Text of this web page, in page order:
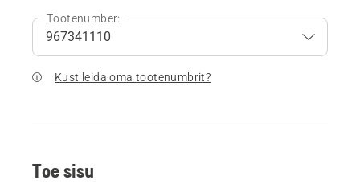
Tootenumber:
Kust leida oma tootenumbrit?
Toe sisu